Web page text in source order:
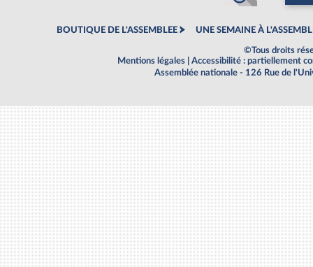
BOUTIQUE DE L'ASSEMBLEE UNE SEMAINE À
©Tous droits
Mentions légales
Accessibilité : partiellement
Assemblée nationale - 126 Rue de